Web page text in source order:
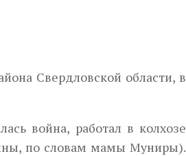
Свердловской области, в
война, работал в колхозе
по словам мамы Муниры).